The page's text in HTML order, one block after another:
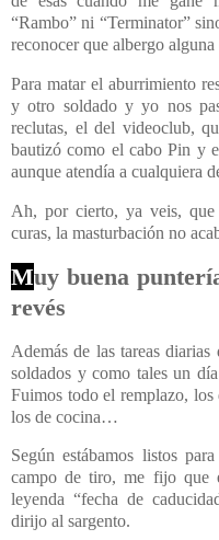
“Rambo” ni “Terminator”
reconocer que albergo
Para matar el aburrimiento
y otro soldado y yo nos
reclutas, el del videoclub,
bautizó como el cabo Pin y
aunque atendía a cualquiera
Ah, por cierto, ya veis,
curas, la masturbación no
Muy buena
revés
Además de las tareas
soldados y como tales un
Fuimos todo el remplazo,
los de cocina…
Según estábamos listos
campo de tiro, me fijo que
leyenda “fecha de
dirijo al sargento.